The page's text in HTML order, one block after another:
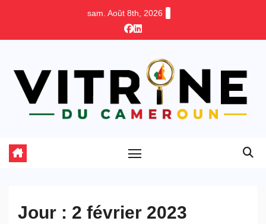
sam. Août 8th, 2026
Jour : 2 février 2023